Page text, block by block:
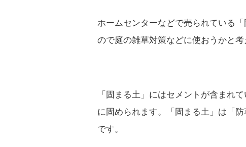
ホームセンターなどで売られている
ので庭の雑草対策などに使おうかと考
「固まる土」にはセメントが含まれ
に固められます。「固まる土」は「
です。